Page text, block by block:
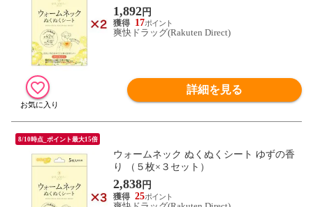
1,892円
17
爽快ドラッグ(Rakuten Direct)
詳細を見る
8/10時点_ポイント最大15倍
ウォームネック ぬくぬくシート ゆずの香
り （５枚×３セット）
2,838円
25